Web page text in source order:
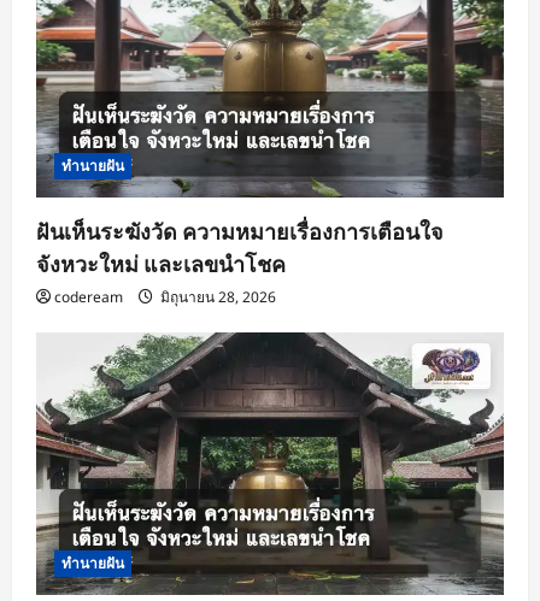
i
o
n
ทำนายฝัน
ฝันเห็นระฆังวัด ความหมายเรื่องการเตือนใจ
จังหวะใหม่ และเลขนำโชค
codeream มิถุนายน 28, 2026
ทำนายฝัน